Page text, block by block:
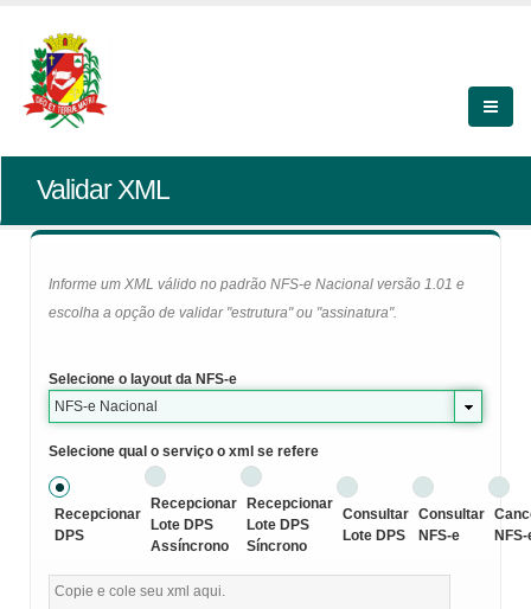
Validar XML
Informe um XML válido no padrão NFS-e Nacional versão 1.01 e
escolha a opção de validar "estrutura" ou "assinatura".
Selecione o layout da NFS-e
NFS-e Nacional
Selecione qual o serviço o xml se refere
Recepcionar
DPS
Recepcionar
Lote DPS
Assíncrono
Recepcionar
Lote DPS
Síncrono
Consultar
Lote DPS
Consultar
NFS-e
NFS-